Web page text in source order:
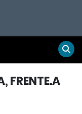
FRENTE.A